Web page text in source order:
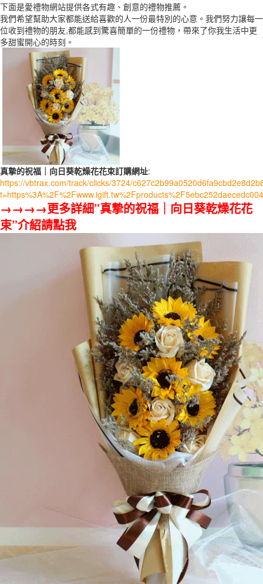
下面是愛禮物網站提供各式有趣、創意的禮物推薦。
我們希望幫助大家都能送給喜歡的人一份最特別的心意。我們努力讓每一
位收到禮物的朋友,都能感到驚喜簡單的一份禮物，帶來了你我生活中更
多甜蜜開心的時刻。
真摯的祝福｜向日葵乾燥花花束訂購網址:
https://vbtrax.com/track/clicks/3724/
→→→→更多詳細”真摯的祝福｜向日葵乾燥花花
束”介紹請點我